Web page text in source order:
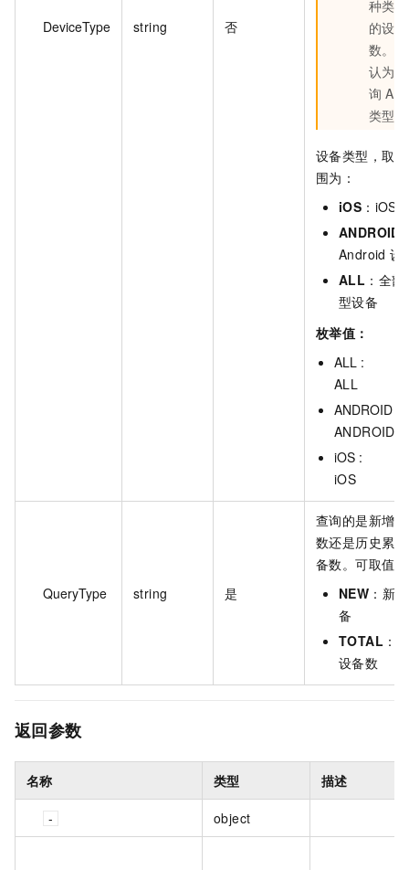
DeviceType string 否
种类型
的设备
数。默
认为查
询 ALL
类型。
设备类型，取
围为：
iOS ：iOS
ANDROID
Android 设
ALL ：全
型设备
枚举值：
ALL :
ALL
ANDROID :
ANDROID
iOS :
iOS
QueryType string 是
查询的是新增
数还是历史累
备数。可取值：
NEW ：新
备
TOTAL ：
设备数
返回参数
名称 类型 描述
object